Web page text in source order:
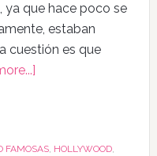
ya que hace poco se
estaban
cuestión es que
FAMOSAS, HOLLYWOOD,